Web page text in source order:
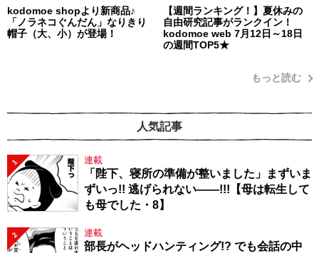
kodomoe shopより新商品♪
「ノラネコぐんだん」なりきり
帽子（大、小）が登場！
【週間ランキング！】夏休みの
自由研究記事がランクイン！
kodomoe web 7月12日～18日
の週間TOP5★
もっと読む
人気記事
1 連載
「陛下、寝所の準備が整いました」まずいま
ずいっ!! 逃げられない――!!!【母は転生して
も母でした・8】
2 連載
部長がヘッドハンティング!? でも会話の中